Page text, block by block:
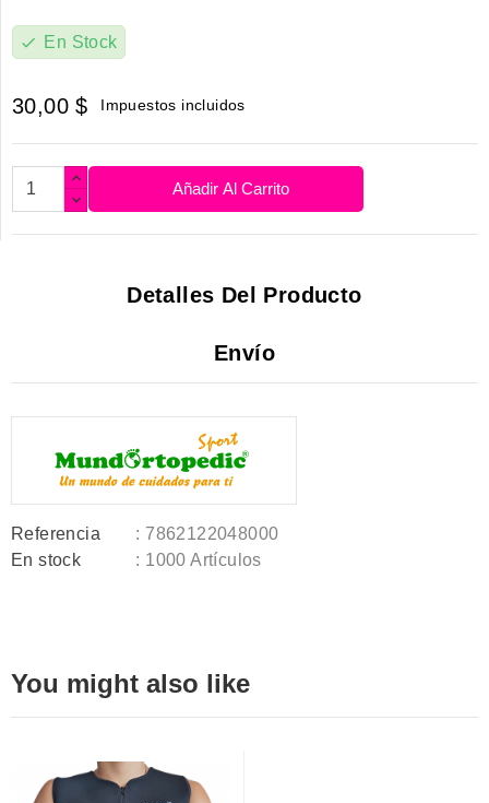
check En Stock
30,00 $ Impuestos incluidos
Añadir Al Carrito
Detalles Del Producto
Envío
Referencia
: 7862122048000
En stock
: 1000 Artículos
You might also like